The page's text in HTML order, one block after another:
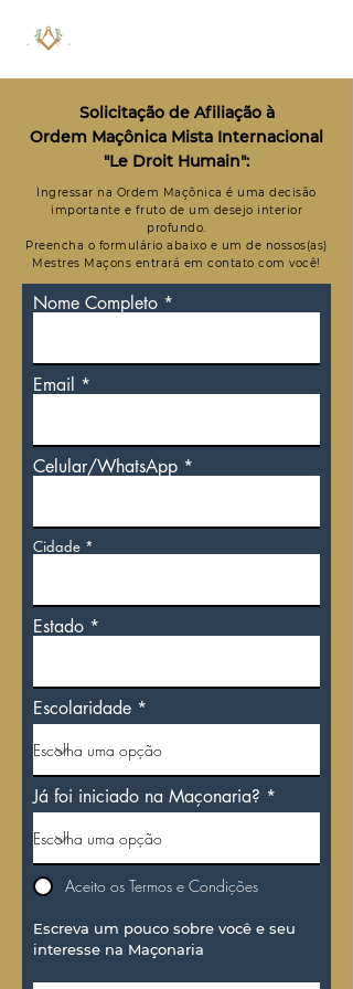
Solicitação de Afiliação à
Ordem Maçônica Mista Internacional
"Le Droit Humain":
Ingressar na Ordem Maçônica é uma decisão
importante e fruto de um desejo interior
profundo.
Preencha o formulário abaixo e um de nossos(as)
Mestres Maçons entrará em contato com você!
Nome Completo
Email
Celular/WhatsApp
Cidade
Estado
Escolaridade
Já foi iniciado na Maçonaria?
Aceito os Termos e Condições
Escreva um pouco sobre você e seu
interesse na Maçonaria